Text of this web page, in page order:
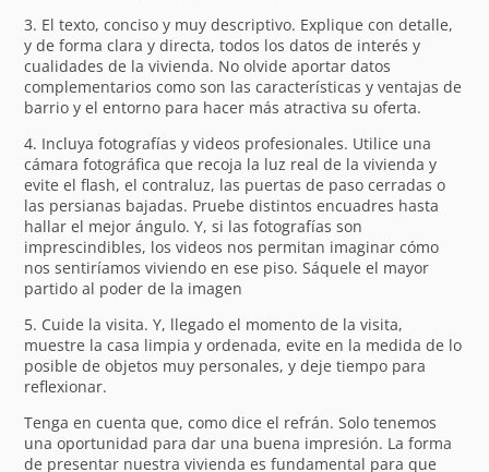
3. El texto, conciso y muy descriptivo. Explique con detalle,
y de forma clara y directa, todos los datos de interés y
cualidades de la vivienda. No olvide aportar datos
complementarios como son las características y ventajas de
barrio y el entorno para hacer más atractiva su oferta.
4. Incluya fotografías y videos profesionales. Utilice una
cámara fotográfica que recoja la luz real de la vivienda y
evite el flash, el contraluz, las puertas de paso cerradas o
las persianas bajadas. Pruebe distintos encuadres hasta
hallar el mejor ángulo. Y, si las fotografías son
imprescindibles, los videos nos permitan imaginar cómo
nos sentiríamos viviendo en ese piso. Sáquele el mayor
partido al poder de la imagen
5. Cuide la visita. Y, llegado el momento de la visita,
muestre la casa limpia y ordenada, evite en la medida de lo
posible de objetos muy personales, y deje tiempo para
reflexionar.
Tenga en cuenta que, como dice el refrán. Solo tenemos
una oportunidad para dar una buena impresión. La forma
de presentar nuestra vivienda es fundamental para que